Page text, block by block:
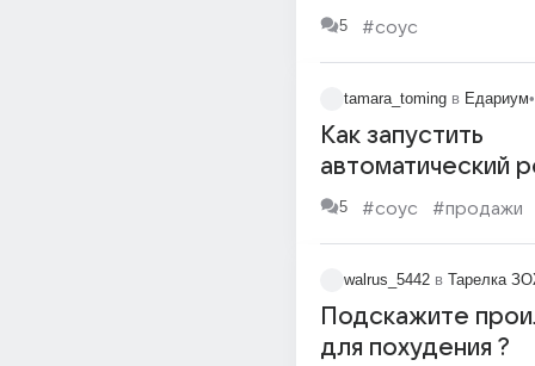
5 #соус
tamara_toming в Едариум•
Как запустить
автоматический
соусов в бутылки
5 #соус #продажи
walrus_5442 в Тарелка
Подскажите
для похудения ?